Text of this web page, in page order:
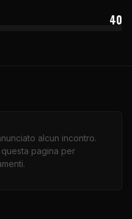
40
alcun incontro.
pagina per